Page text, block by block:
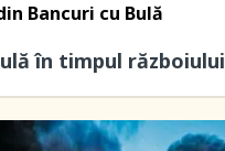
Bancuri cu Bulă
în timpul războiului